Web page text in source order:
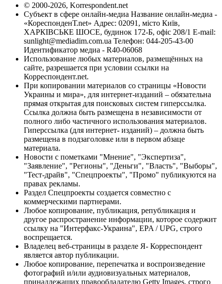
© 2000-2026, Korrespondent.net
Субъект в сфере онлайн-медиа Название онлайн-медиа -
«КореспонденТ.net» Адрес: 02091, місто Київ,
ХАРКІВСЬКЕ ШОСЕ, будинок 172-Б, офіс 208/1 E-mail:
sunlight@mediadim.com.ua Телефон: 044-205-43-00
Идентификатор медиа - R40-06068
Использование любых материалов, размещённых на
сайте, разрешается при условии ссылки на
Корреспондент.net.
При копировании материалов со страницы «Новости
Украины и мира», для интернет-изданий – обязательна
прямая открытая для поисковых систем гиперссылка.
Ссылка должна быть размещена в независимости от
полного либо частичного использования материалов.
Гиперссылка (для интернет- изданий) – должна быть
размещена в подзаголовке или в первом абзаце
материала.
Новости с пометками "Мнение", "Экспертиза",
"Заявление", "Регионы", "Деньги", "Власть", "Выборы",
"Тест-драйв", "Спецпроекты", "Промо" публикуются на
правах рекламы.
Раздел Спецпроекты создается совместно с
коммерческими партнерами.
Любое копирование, публикация, републикация и
другое распространение информации, которое содержит
ссылку на "Интерфакс-Украина", EPA / UPG, строго
воспрещается.
Владелец веб-страницы в разделе Я- Корреспондент
является автор публикации.
Любое копирование, перепечатка и воспроизведение
фотографий и/или аудиовизуальных материалов,
принадлежащих правообладателю Getty Images, строго